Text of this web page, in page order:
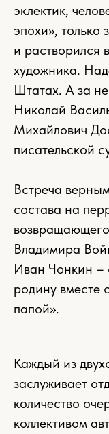
эклектик,
эпохи», только
и растворился
художника.
Штатах. А за
Николай
Михайлович
писательской
Встреча
состава на
Владимира
Иван Чонкин –
родину вместе
папой».
Каждый из
заслуживает
количество
коллективом